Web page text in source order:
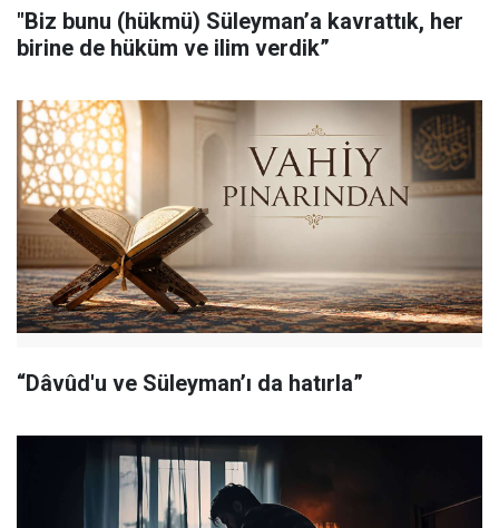
"Biz bunu (hükmü) Süleyman’a kavrattık, her
birine de hüküm ve ilim verdik”
“Dâvûd'u ve Süleyman’ı da hatırla”